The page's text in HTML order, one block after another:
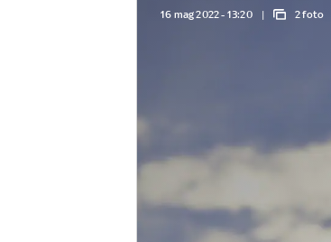
16 mag 2022 - 13:20 2 foto